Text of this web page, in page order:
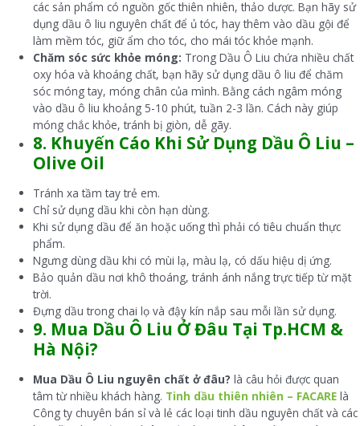
các sản phẩm có nguồn gốc thiên nhiên, thảo dược. Bạn hãy sử
dụng dầu ô liu nguyên chất để ủ tóc, hay thêm vào dầu gội để
làm mềm tóc, giữ ẩm cho tóc, cho mái tóc khỏe mạnh.
Chăm sóc sức khỏe móng: Trong Dầu Ô Liu chứa nhiều chất
oxy hóa và khoáng chất, bạn hãy sử dụng dầu ô liu để chăm
sóc móng tay, móng chân của mình. Bằng cách ngâm móng
vào dầu ô liu khoảng 5-10 phút, tuần 2-3 lần. Cách này giúp
móng chắc khỏe, tránh bị giòn, dễ gãy.
8. Khuyến Cáo Khi Sử Dụng Dầu Ô Liu –
Olive Oil
Tránh xa tầm tay trẻ em.
Chỉ sử dụng dầu khi còn hạn dùng.
Khi sử dụng dầu để ăn hoặc uống thì phải có tiêu chuẩn thực
phẩm.
Ngưng dùng dầu khi có mùi lạ, màu lạ, có dấu hiệu dị ứng.
Bảo quản dầu nơi khô thoáng, tránh ánh nắng trực tiếp từ mặt
trời.
Đựng dầu trong chai lọ và đậy kín nắp sau mỗi lần sử dụng.
9. Mua Dầu Ô Liu Ở Đâu Tại Tp.HCM &
Hà Nội?
Mua Dầu Ô Liu nguyên chất ở đâu? là câu hỏi được quan
tâm từ nhiều khách hàng. Tinh dầu thiên nhiên – FACARE là
Công ty chuyên bán sỉ và lẻ các loại tinh dầu nguyên chất và các